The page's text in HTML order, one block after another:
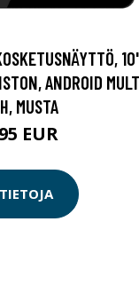
ANDROID
MUSTA
EUR